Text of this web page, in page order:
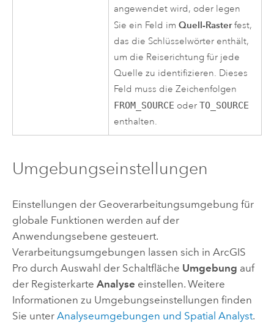
angewendet wird, oder legen
Sie ein Feld imQuell-Rasterfest,
das die Schlüsselwörter enthält,
um die Reiserichtung für jede
Quelle zu identifizieren. Dieses
Feld muss die Zeichenfolgen
FROM_SOURCE oderTO_SOURCE
enthalten.
Umgebungseinstellungen
Einstellungen der Geoverarbeitungsumgebung für
globale Funktionen werden auf der
Anwendungsebene gesteuert.
Verarbeitungsumgebungen lassen sich in ArcGIS
Produrch Auswahl der Schaltfläche Umgebung auf
der Registerkarte Analyse einstellen. Weitere
Informationen zu Umgebungseinstellungen finden
Sie unter Analyseumgebungen und Spatial Analyst.